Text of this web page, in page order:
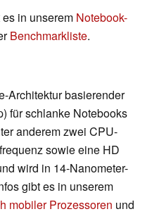
in unserem Notebook-
Benchmarkliste.
Architektur basierender
für schlanke Notebooks
anderem zwei CPU-
sowie eine HD
wird in 14-Nanometer-
gibt es in unserem
mobiler Prozessoren und